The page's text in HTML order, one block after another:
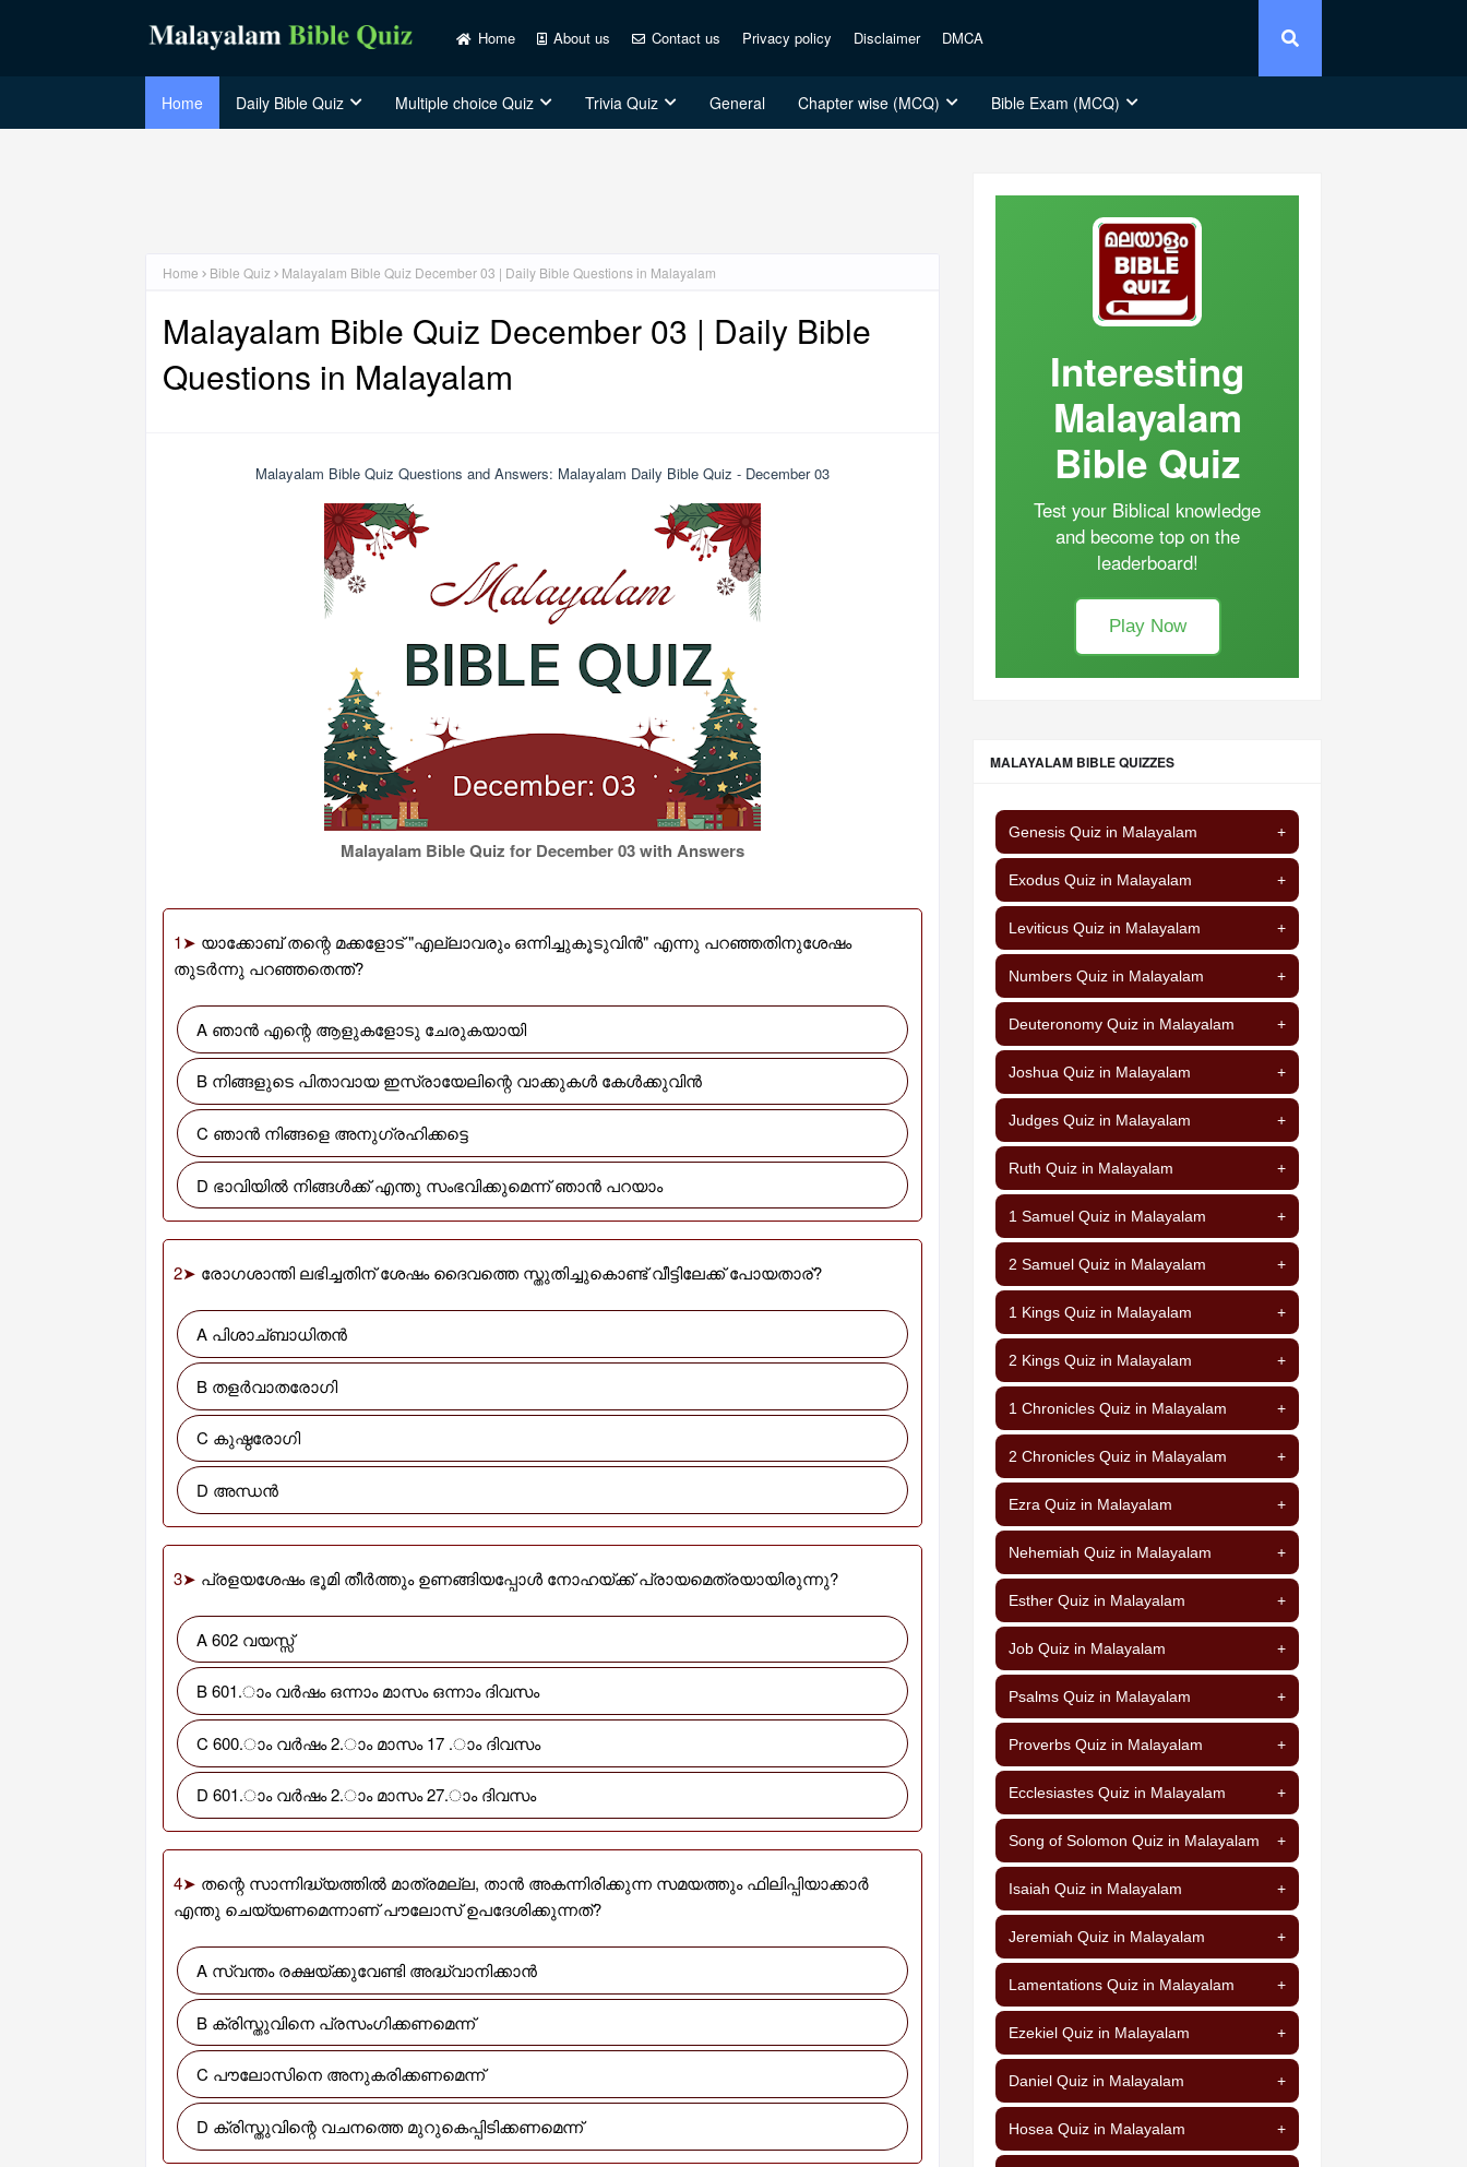
Home About us Contact us Privacy policy Disclaimer DMCA
Home Daily Bible Quiz Multiple choice Quiz Trivia Quiz General Chapter wise (MCQ) Bible Exam (MCQ)
Home Bible Quiz Malayalam Bible Quiz December 03 | Daily Bible Questions in Malayalam
Malayalam Bible Quiz December 03 | Daily Bible
Questions in Malayalam
Malayalam Bible Quiz Questions and Answers: Malayalam Daily Bible Quiz - December 03
Malayalam Bible Quiz for December 03 with Answers
1➤ യാക്കോബ് തന്റെ മക്കളോട് "എല്ലാവരും ഒന്നിച്ചുകൂടുവിൻ" എന്നു പറഞ്ഞതിനുശേഷം
തുടർന്നു പറഞ്ഞതെന്ത്?
A ഞാൻ എന്റെ ആളുകളോടു ചേരുകയായി
B നിങ്ങളുടെ പിതാവായ ഇസ്രായേലിന്റെ വാക്കുകൾ കേൾക്കുവിൻ
C ഞാൻ നിങ്ങളെ അനുഗ്രഹിക്കട്ടെ
D ഭാവിയിൽ നിങ്ങൾക്ക് എന്തു സംഭവിക്കുമെന്ന് ഞാൻ പറയാം
2➤ രോഗശാന്തി ലഭിച്ചതിന് ശേഷം ദൈവത്തെ സ്തുതിച്ചുകൊണ്ട് വീട്ടിലേക്ക് പോയതാര്?
A പിശാച്ബാധിതൻ
B തളർവാതരോഗി
C കുഷ്ഠരോഗി
D അന്ധൻ
3➤ പ്രളയശേഷം ഭൂമി തീർത്തും ഉണങ്ങിയപ്പോൾ നോഹയ്ക്ക് പ്രായമെത്രയായിരുന്നു?
A 602 വയസ്സ്
B 601.ാം വർഷം ഒന്നാം മാസം ഒന്നാം ദിവസം
C 600.ാം വർഷം 2.ാം മാസം 17 .ാം ദിവസം
D 601.ാം വർഷം 2.ാം മാസം 27.ാം ദിവസം
4➤ തന്റെ സാന്നിദ്ധ്യത്തിൽ മാത്രമല്ല, താൻ അകന്നിരിക്കുന്ന സമയത്തും ഫിലിപ്പിയാക്കാർ
എന്തു ചെയ്യണമെന്നാണ് പൗലോസ് ഉപദേശിക്കുന്നത്?
A സ്വന്തം രക്ഷയ്ക്കുവേണ്ടി അദ്ധ്വാനിക്കാൻ
B ക്രിസ്തുവിനെ പ്രസംഗിക്കണമെന്ന്
C പൗലോസിനെ അനുകരിക്കണമെന്ന്
D ക്രിസ്തുവിന്റെ വചനത്തെ മുറുകെപ്പിടിക്കണമെന്ന്
Interesting
Malayalam
Bible Quiz
Test your Biblical knowledge
and become top on the
leaderboard!
Play Now
MALAYALAM BIBLE QUIZZES
Genesis Quiz in Malayalam +
Exodus Quiz in Malayalam +
Leviticus Quiz in Malayalam +
Numbers Quiz in Malayalam +
Deuteronomy Quiz in Malayalam +
Joshua Quiz in Malayalam +
Judges Quiz in Malayalam +
Ruth Quiz in Malayalam +
1 Samuel Quiz in Malayalam +
2 Samuel Quiz in Malayalam +
1 Kings Quiz in Malayalam +
2 Kings Quiz in Malayalam +
1 Chronicles Quiz in Malayalam +
2 Chronicles Quiz in Malayalam +
Ezra Quiz in Malayalam +
Nehemiah Quiz in Malayalam +
Esther Quiz in Malayalam +
Job Quiz in Malayalam +
Psalms Quiz in Malayalam +
Proverbs Quiz in Malayalam +
Ecclesiastes Quiz in Malayalam +
Song of Solomon Quiz in Malayalam +
Isaiah Quiz in Malayalam +
Jeremiah Quiz in Malayalam +
Lamentations Quiz in Malayalam +
Ezekiel Quiz in Malayalam +
Daniel Quiz in Malayalam +
Hosea Quiz in Malayalam +